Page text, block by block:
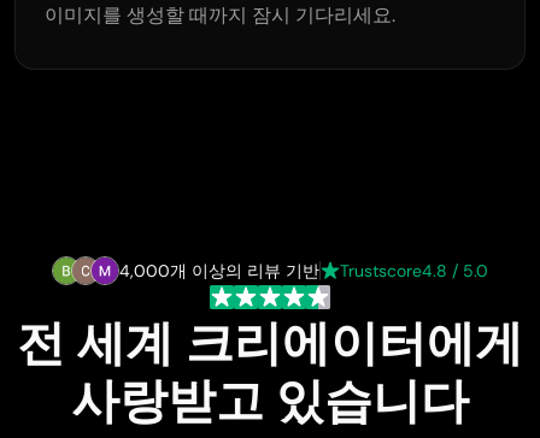
이미지를 생성할 때까지 잠시 기다리세요.
4,000개 이상의 리뷰 기반 Trustscore4.8 / 5.0
전 세계 크리에이터에게
사랑받고 있습니다